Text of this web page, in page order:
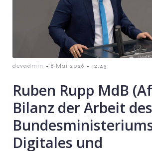
devadmin - 8 Mai 2026 - 12:43
Ruben Rupp MdB
Bilanz der Arbeit
Digitales und